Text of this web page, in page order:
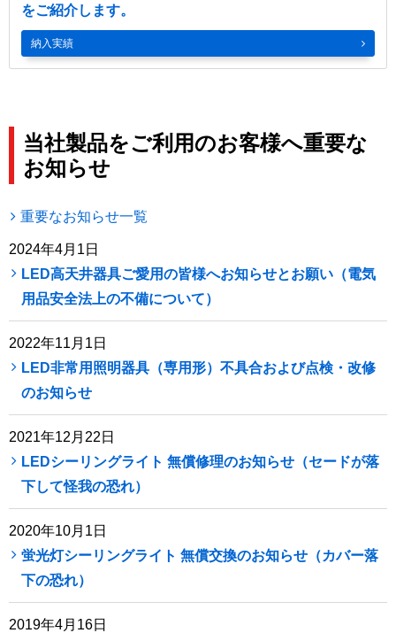
をご紹介します。
納入実績
当社製品をご利用のお客様へ重要な
お知らせ
重要なお知らせ一覧
2024年4月1日
LED高天井器具ご愛用の皆様へお知らせとお願い（電気
用品安全法上の不備について）
2022年11月1日
LED非常用照明器具（専用形）不具合および点検・改修
のお知らせ
2021年12月22日
LEDシーリングライト 無償修理のお知らせ（セードが落
下して怪我の恐れ）
2020年10月1日
蛍光灯シーリングライト 無償交換のお知らせ（カバー落
下の恐れ）
2019年4月16日